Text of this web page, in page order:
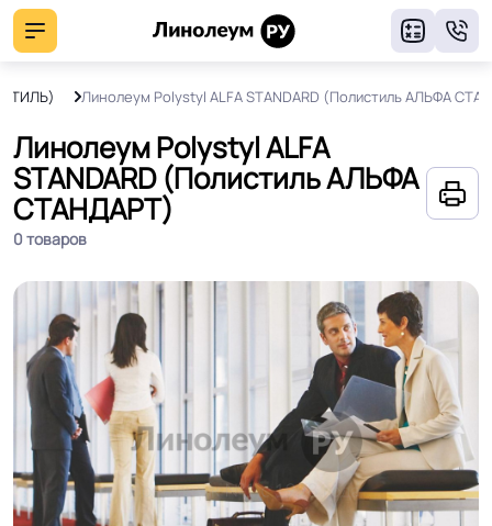
Линолеум Polystyl ALFA STANDARD (Полистиль АЛЬФА
Линолеум Polystyl ALFA
STANDARD (Полистиль АЛЬФА
СТАНДАРТ)
0 товаров